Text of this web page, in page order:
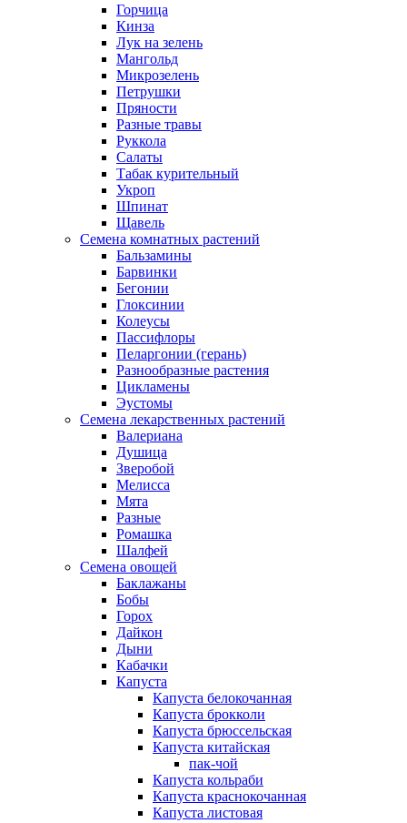
Горчица
Кинза
Лук на зелень
Мангольд
Микрозелень
Петрушки
Пряности
Разные травы
Руккола
Салаты
Табак курительный
Укроп
Шпинат
Щавель
Семена комнатных растений
Бальзамины
Барвинки
Бегонии
Глоксинии
Колеусы
Пассифлоры
Пеларгонии (герань)
Разнообразные растения
Цикламены
Эустомы
Семена лекарственных растений
Валериана
Душица
Зверобой
Мелисса
Мята
Разные
Ромашка
Шалфей
Семена овощей
Баклажаны
Бобы
Горох
Дайкон
Дыни
Кабачки
Капуста
Капуста белокочанная
Капуста брокколи
Капуста брюссельская
Капуста китайская
пак-чой
Капуста кольраби
Капуста краснокочанная
Капуста листовая